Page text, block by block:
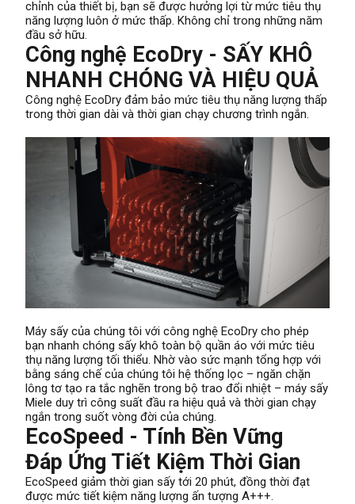
chỉnh của thiết bị, bạn sẽ được hưởng lợi từ mức tiêu thụ
năng lượng luôn ở mức thấp. Không chỉ trong những năm
đầu sở hữu.
Công nghệ EcoDry - SẤY KHÔ
NHANH CHÓNG VÀ HIỆU QUẢ
Công nghệ EcoDry đảm bảo mức tiêu thụ năng lượng thấp
trong thời gian dài và thời gian chạy chương trình ngắn.
Máy sấy của chúng tôi với công nghệ EcoDry cho phép
bạn nhanh chóng sấy khô toàn bộ quần áo với mức tiêu
thụ năng lượng tối thiểu. Nhờ vào sức mạnh tổng hợp với
bằng sáng chế của chúng tôi hệ thống lọc – ngăn chặn
lông tơ tạo ra tắc nghẽn trong bộ trao đổi nhiệt – máy sấy
Miele duy trì công suất đầu ra hiệu quả và thời gian chạy
ngắn trong suốt vòng đời của chúng.
EcoSpeed - Tính Bền Vững
Đáp Ứng Tiết Kiệm Thời Gian
EcoSpeed ​​giảm thời gian sấy tới 20 phút, đồng thời đạt
được mức tiết kiệm năng lượng ấn tượng A+++.